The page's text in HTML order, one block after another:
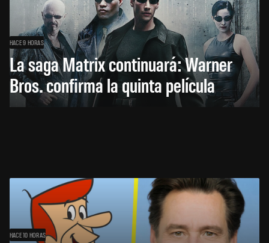
HACE 9 HORAS
La saga Matrix continuará: Warner
Bros. confirma la quinta película
HACE 10 HORAS